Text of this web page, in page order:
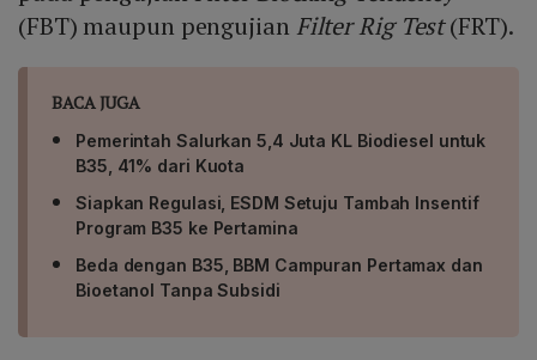
(FBT) maupun pengujian Filter Rig Test(FRT).
BACA JUGA
Pemerintah Salurkan 5,4 Juta KL Biodiesel untuk
B35, 41% dari Kuota
Siapkan Regulasi, ESDM Setuju Tambah Insentif
Program B35 ke Pertamina
Beda dengan B35, BBM Campuran Pertamax dan
Bioetanol Tanpa Subsidi